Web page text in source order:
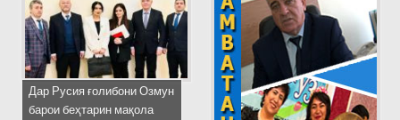
Дар Русия ғолибони Озмун
барои беҳтарин мақола